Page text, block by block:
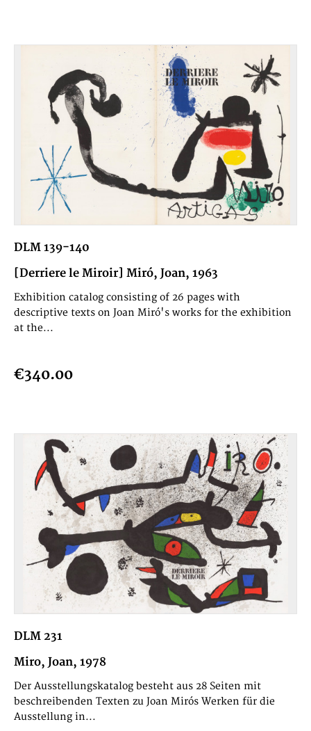
DLM 139-140
[Derriere le Miroir] Miró, Joan, 1963
Exhibition catalog consisting of 26 pages with
descriptive texts on Joan Miró's works for the exhibition
at the...
€340.00
DLM 231
Miro, Joan, 1978
Der Ausstellungskatalog besteht aus 28 Seiten mit
beschreibenden Texten zu Joan Mirós Werken für die
Ausstellung in...